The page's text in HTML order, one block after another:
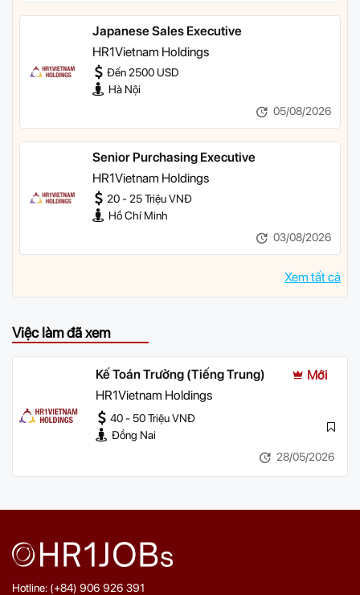
Japanese Sales Executive
HR1Vietnam Holdings
Đến 2500 USD
Hà Nội
05/08/2026
Senior Purchasing Executive
HR1Vietnam Holdings
20 - 25 Triệu VNĐ
Hồ Chí Minh
03/08/2026
Xem tất cả
Việc làm đã xem
Kế Toán Trưởng (Tiếng Trung)
Mới
HR1Vietnam Holdings
40 - 50 Triệu VNĐ
Đồng Nai
28/05/2026
Hotline: (+84) 906 926 391